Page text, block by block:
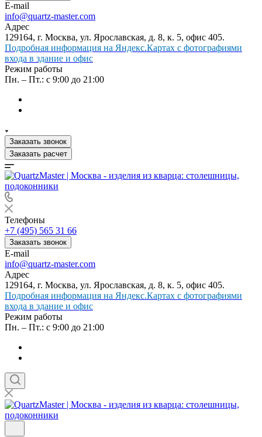
E-mail
info@quartz-master.com
Адрес
129164, г. Москва, ул. Ярославская, д. 8, к. 5, офис 405.
Подробная информация на Яндекс.Картах с фотографиями
входа в здание и офис
Режим работы
Пн. – Пт.: с 9:00 до 21:00
Заказать звонок
Заказать расчет
Телефоны
+7 (495) 565 31 66
Заказать звонок
E-mail
info@quartz-master.com
Адрес
129164, г. Москва, ул. Ярославская, д. 8, к. 5, офис 405.
Подробная информация на Яндекс.Картах с фотографиями
входа в здание и офис
Режим работы
Пн. – Пт.: с 9:00 до 21:00